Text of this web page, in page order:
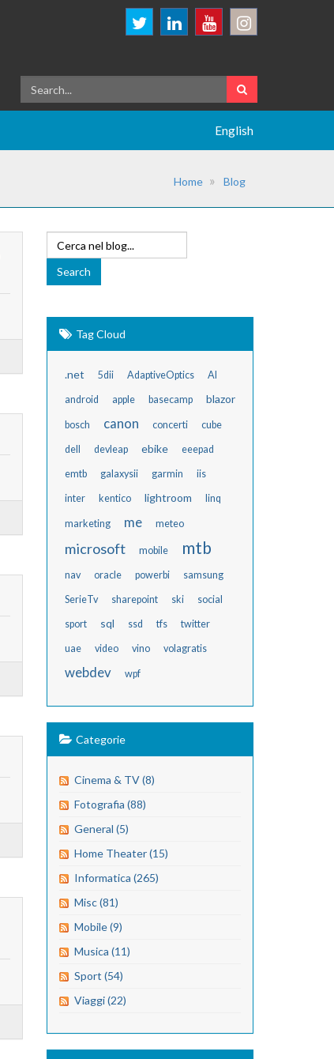
English
Home Blog
Tag Cloud
.net 5dii AdaptiveOptics AI
android apple basecamp blazor
bosch canon concerti cube
dell devleap ebike eeepad
emtb galaxysii garmin iis
inter kentico lightroom linq
marketing me meteo
microsoft mobile mtb
nav oracle powerbi samsung
SerieTv sharepoint ski social
sport sql ssd tfs twitter
uae video vino volagratis
webdev wpf
Categorie
Cinema & TV (8)
Fotografia (88)
General (5)
Home Theater (15)
Informatica (265)
Misc (81)
Mobile (9)
Musica (11)
Sport (54)
Viaggi (22)